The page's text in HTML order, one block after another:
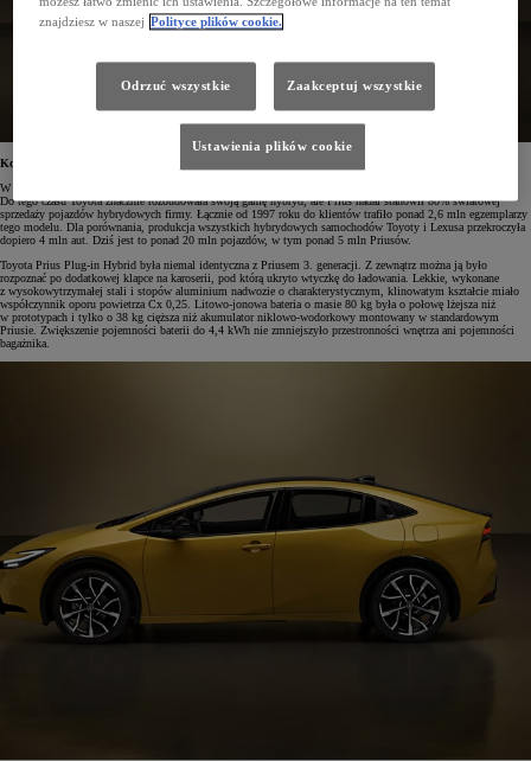
Kolejny krok w kierunku elektryfikacji
W 2012 roku, trzy lata po premierze Priusa 3. generacji, na rynku pojawiła się Toyota Prius Plug-in Hybrid.
Do tego czasu Toyota znacznie rozbudowała swoją gamę hybryd, ale Prius nadal stanowił 80% światowej
sprzedaży pojazdów hybrydowych firmy. Łącznie od 1997 roku do klientów trafiło ponad 2,6 mln egzemplarzy
tego modelu. Dla porównania, produkcja wszystkich hybrydowych samochodów Toyoty i Lexusa przekroczyła
dopiero 4 mln aut. Dziś jest to ponad 20 mln pojazdów, w tym ponad 5 mln Priusów.
Toyota Prius Plug-in Hybrid była niemal identyczna z Priusem 3. generacji. Z zewnątrz można ją było
rozpoznać po dodatkowej klapce na karoserii, pod którą ukryto wtyczkę do ładowania. Lekkie, wykonane
z wysokowytrzymałej stali i stopów aluminium nadwozie o charakterystycznym, klinowatym kształcie miało
współczynnik oporu powietrza Cx 0,25. Litowo-jonowa bateria o masie 80 kg była o połowę lżejsza niż
w prototypach i tylko o 38 kg cięższa niż akumulator niklowo-wodorkowy montowany w standardowym
Priusie. Zwiększenie pojemności baterii do 4,4 kWh nie zmniejszyło przestronności wnętrza ani pojemności
bagażnika.
znajdziesz w naszej Polityce plików cookie.
Odrzuć wszystkie Zaakceptuj wszystkie
Ustawienia plików cookie